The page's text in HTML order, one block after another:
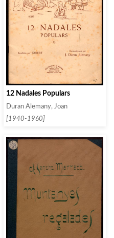
12 Nadales Populars
Duran Alemany, Joan
[1940-1960]